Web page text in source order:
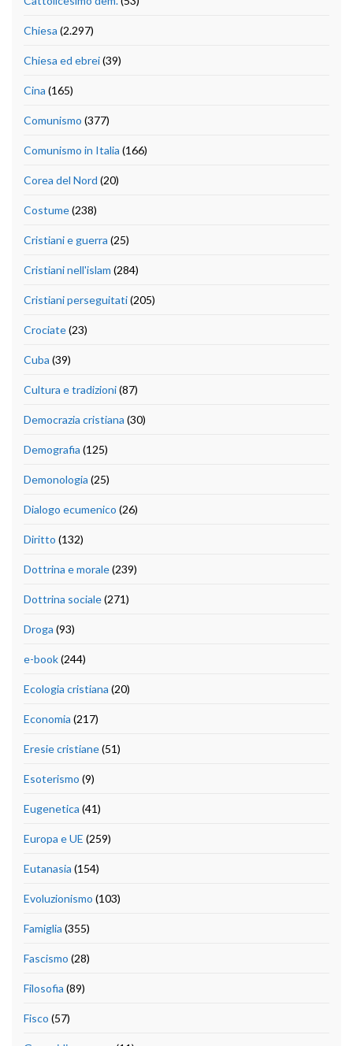
Chiesa (2.297)
Chiesa ed ebrei(39)
Cina (165)
Comunismo (377)
Comunismo in Italia (166)
Corea del Nord (20)
Costume(238)
Cristiani e guerra (25)
Cristiani nell'islam (284)
Cristiani perseguitati(205)
Crociate(23)
Cuba (39)
Cultura e tradizioni(87)
Democrazia cristiana (30)
Demografia (125)
Demonologia (25)
Dialogo ecumenico (26)
Diritto (132)
Dottrina e morale(239)
Dottrina sociale(271)
Droga (93)
e-book(244)
Ecologia cristiana (20)
Economia (217)
Eresie cristiane(51)
Esoterismo (9)
Eugenetica (41)
Europa e UE (259)
Eutanasia (154)
Evoluzionismo (103)
Famiglia (355)
Fascismo (28)
Filosofia (89)
Fisco (57)